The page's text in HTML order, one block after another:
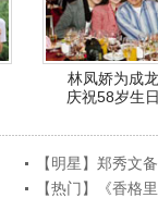
林凤娇为成龙
庆祝58岁生
【明星】郑秀文
【热门】《香格